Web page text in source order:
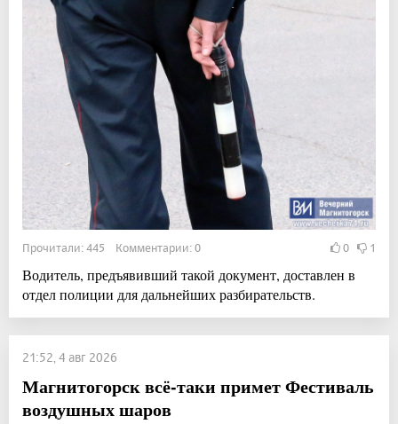
Прочитали: 445 Комментарии: 0 0 1
Водитель, предъявивший такой документ, доставлен в
отдел полиции для дальнейших разбирательств.
21:52, 4 авг 2026
Магнитогорск всё-таки примет Фестиваль
воздушных шаров